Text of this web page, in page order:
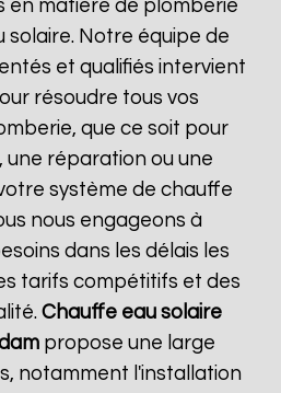
en matière de plomberie
solaire. Notre équipe de
et qualifiés intervient
résoudre tous vos
que ce soit pour
une réparation ou une
système de chauffe
nous engageons à
dans les délais les
tarifs compétitifs et des
Chauffe eau solaire
propose une large
notamment l'installation